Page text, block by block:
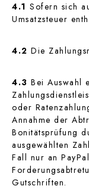
4.1 Sofern sich
Umsatzsteuer
4.2 Die
4.3 Bei Auswahl
oder
Annahme der
Bonitätsprüfung
ausgewählten
Fall nur an
Gutschriften.